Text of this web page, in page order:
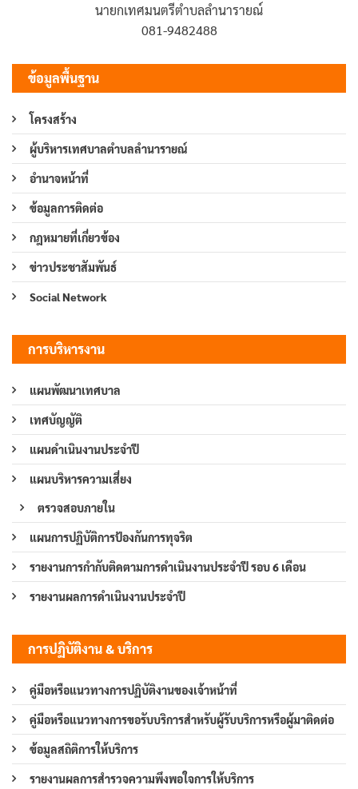
นายกเทศมนตรีตำบลลำนารายณ์
081-9482488
ข้อมูลพื้นฐาน
โครงสร้าง
ผู้บริหารเทศบาลตำบลลำนารายณ์
อำนาจหน้าที่
ข้อมูลการติดต่อ
กฎหมายที่เกี่ยวข้อง
ข่าวประชาสัมพันธ์
Social Network
การบริหารงาน
แผนพัฒนาเทศบาล
เทศบัญญัติ
แผนดำเนินงานประจำปี
แผนบริหารความเสี่ยง
ตรวจสอบภายใน
แผนการปฏิบัติการป้องกันการทุจริต
รายงานการกำกับติดตามการดำเนินงานประจำปี รอบ 6 เดือน
รายงานผลการดำเนินงานประจำปี
การปฏิบัติงาน & บริการ
คู่มือหรือแนวทางการปฏิบัติงานของเจ้าหน้าที่
คู่มือหรือแนวทางการขอรับบริการสำหรับผู้รับบริการหรือผู้มาติดต่อ
ข้อมูลสถิติการให้บริการ
รายงานผลการสำรวจความพึงพอใจการให้บริการ